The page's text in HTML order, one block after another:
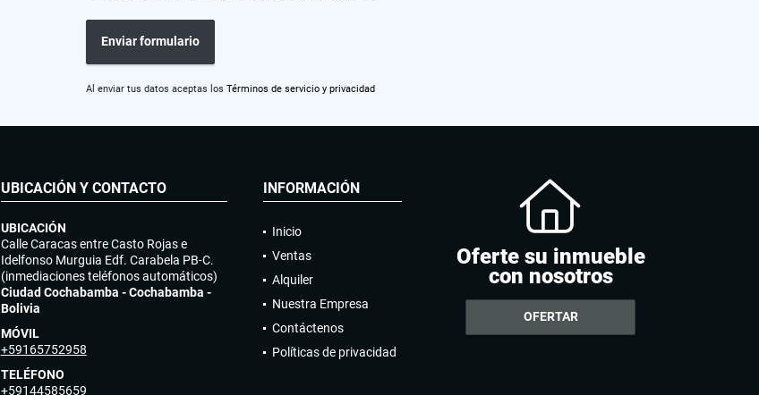
Enviar formulario
Al enviar tus datos aceptas los Términos de servicio y privacidad
UBICACIÓN Y CONTACTO
UBICACIÓN
Calle Caracas entre Casto Rojas e
Idelfonso Murguia Edf. Carabela PB-C.
(inmediaciones teléfonos automáticos)
Ciudad Cochabamba - Cochabamba -
Bolivia
MÓVIL
+59165752958
TELÉFONO
+59144585659
INFORMACIÓN
Inicio
Ventas
Alquiler
Nuestra Empresa
Contáctenos
Políticas de privacidad
Oferte su inmueble
con nosotros
OFERTAR